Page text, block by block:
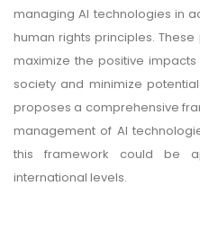
managing AI technologies in
human rights principles.
maximize the positive
society and minimize
proposes a comprehensive
management of AI
this framework could be
international levels.